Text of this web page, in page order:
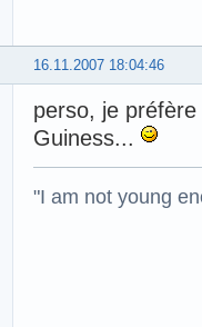
16.11.2007 18:04:46
perso, je
Guiness...
"I am not young